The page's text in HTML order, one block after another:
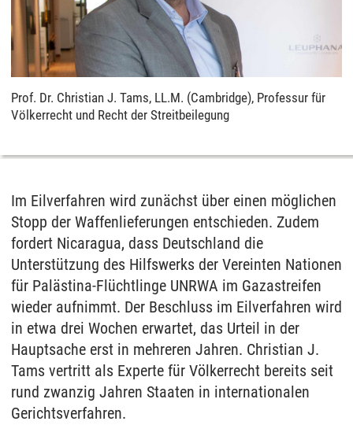
Prof. Dr. Christian J. Tams, LL.M. (Cambridge), Professur für
Völkerrecht und Recht der Streitbeilegung
Im Eilverfahren wird zunächst über einen möglichen
Stopp der Waffenlieferungen entschieden. Zudem
fordert Nicaragua, dass Deutschland die
Unterstützung des Hilfswerks der Vereinten Nationen
für Palästina-Flüchtlinge UNRWA im Gazastreifen
wieder aufnimmt. Der Beschluss im Eilverfahren wird
in etwa drei Wochen erwartet, das Urteil in der
Hauptsache erst in mehreren Jahren. Christian J.
Tams vertritt als Experte für Völkerrecht bereits seit
rund zwanzig Jahren Staaten in internationalen
Gerichtsverfahren.